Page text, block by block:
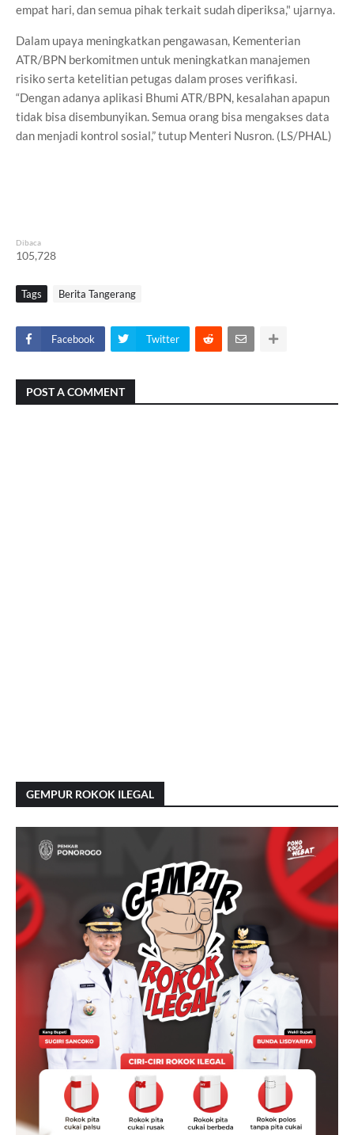
empat hari, dan semua pihak terkait sudah diperiksa," ujarnya.
Dalam upaya meningkatkan pengawasan, Kementerian
ATR/BPN berkomitmen untuk meningkatkan manajemen
risiko serta ketelitian petugas dalam proses verifikasi.
“Dengan adanya aplikasi Bhumi ATR/BPN, kesalahan apapun
tidak bisa disembunyikan. Semua orang bisa mengakses data
dan menjadi kontrol sosial,” tutup Menteri Nusron. (LS/PHAL)
Dibaca
105,728
Tags Berita Tangerang
Facebook Twitter
POST A COMMENT
GEMPUR ROKOK ILEGAL